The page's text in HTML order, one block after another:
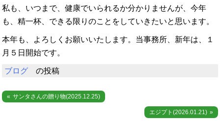
私も、いつまで、健康でいられるか分かりませんが、今年
も、精一杯、できる限りのことをしていきたいと思います。
本年も、よろしくお願いいたします。当事務所、新年は、１
月５日開始です。
ブログ の投稿
投 サンタさんの贈り物(2025.12.25)
エジプト(2026.01.21)